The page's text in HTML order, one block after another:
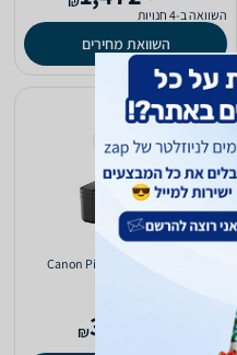
השוואה ב-4 חנויות
השוואת מחירים
385
₪